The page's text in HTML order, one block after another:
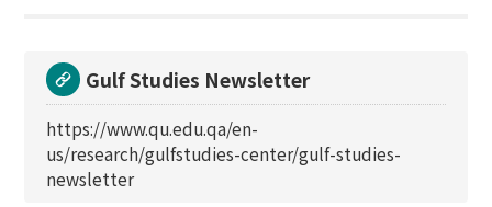
Gulf Studies Newsletter
https://www.qu.edu.qa/en-
us/research/gulfstudies-center/gulf-studies-
newsletter